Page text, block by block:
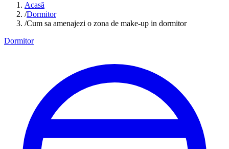
Acasă
/Dormitor
/Cum sa amenajezi o zona de make-up in dormitor
Dormitor